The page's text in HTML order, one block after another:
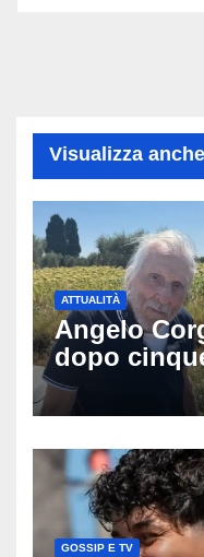
Visualizza anche
ATTUALITÀ
Angelo
dopo
ricerche: il
scomparso
GOSSIP E TV